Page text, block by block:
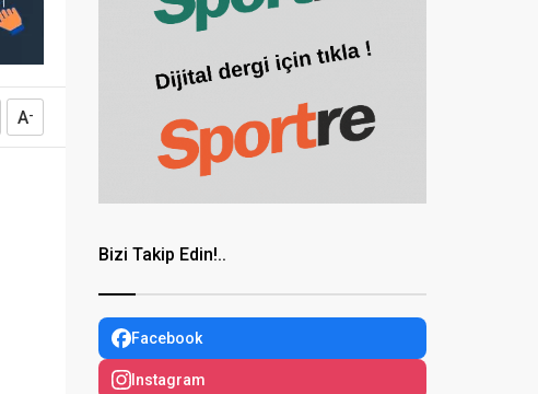
A-
Bizi Takip Edin!..
Facebook
Instagram